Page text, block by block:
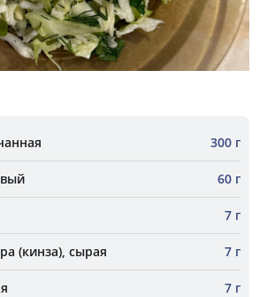
300 г
60 г
7 г
(кинза), сырая 7 г
7 г